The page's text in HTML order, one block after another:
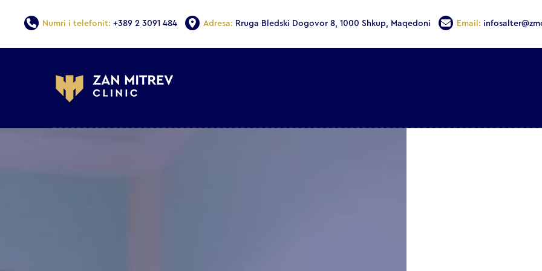
Numri i telefonit: +389 2 3091 484 Adresa: Rruga Bledski Dogovor 8, 1000 Shkup, Maqedoni Email: